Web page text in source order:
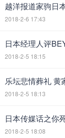
越洋报道家驹日
2018-2-6 17:43
日本经理人评
2018-2-5 18:15
乐坛悲情葬礼 黄
2018-2-5 18:13
日本传媒话之你
2018-2-5 18:08